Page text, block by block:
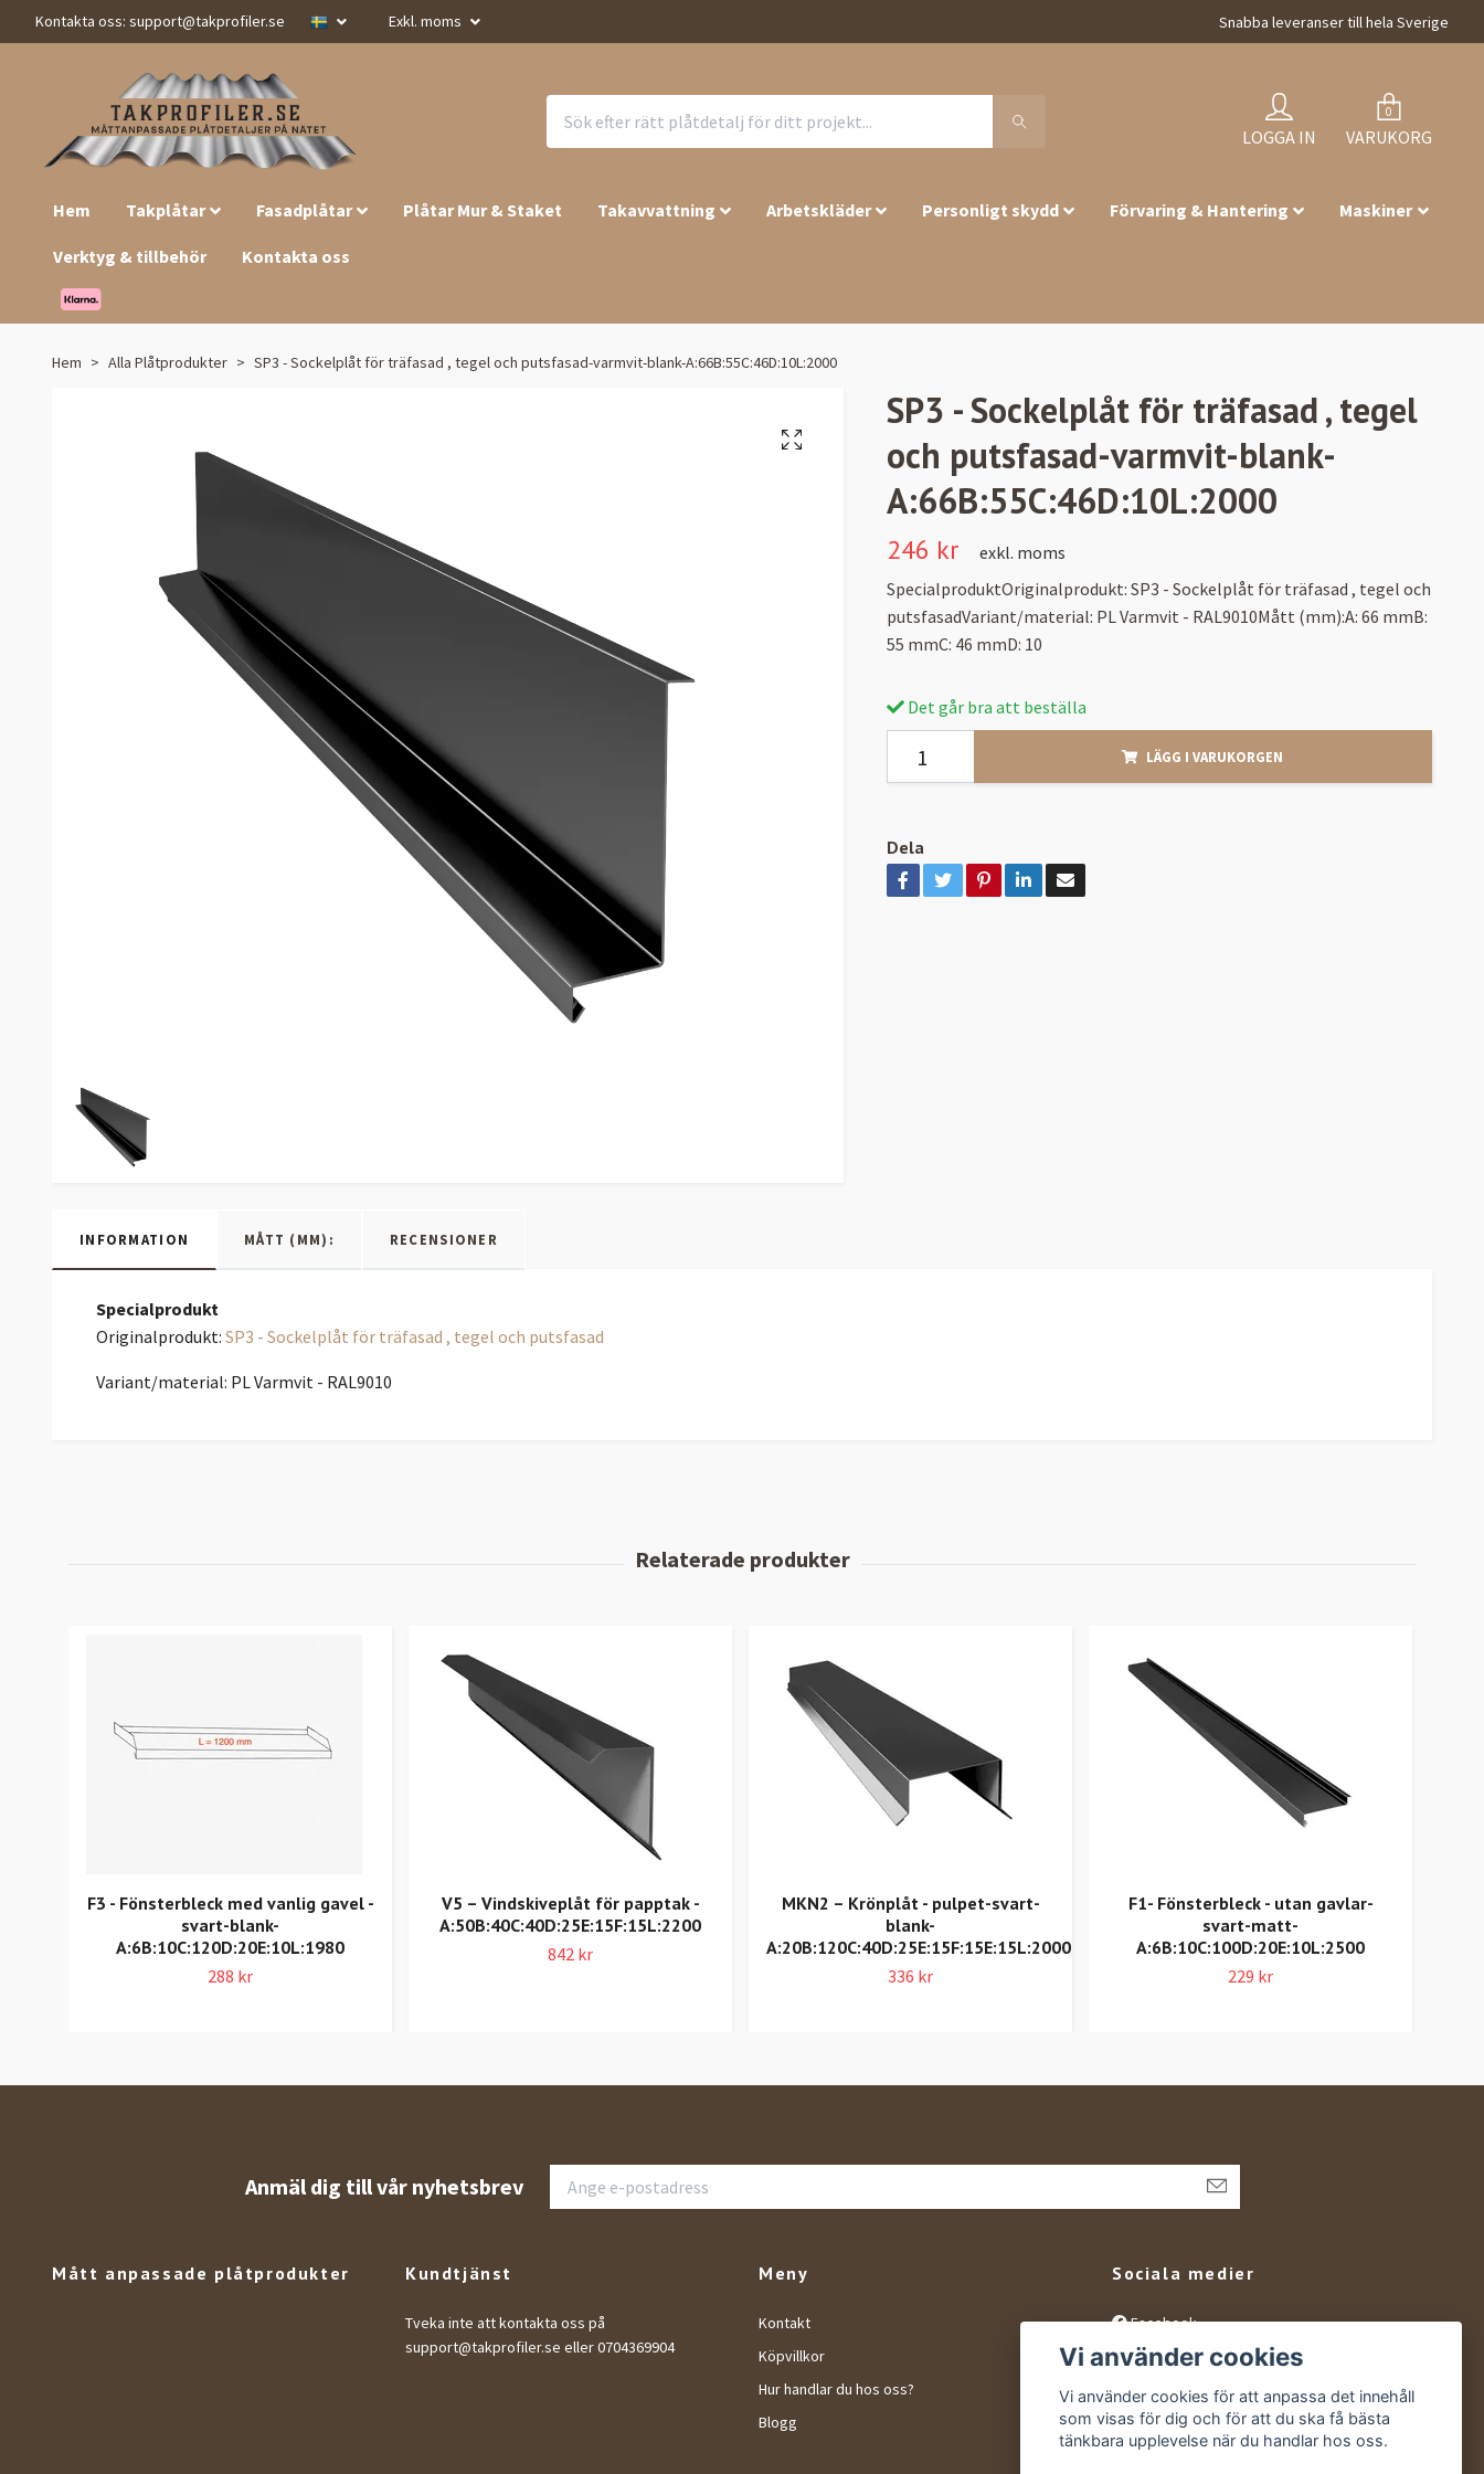
Kontakta oss: support@takprofiler.se Exkl. moms Snabba leveranser till hela Sverige
LOGGA IN
0
VARUKORG
Hem Takplåtar Fasadplåtar Plåtar Mur & Staket Takavvattning Arbetskläder Personligt skydd Förvaring & Hantering Maskiner
Verktyg & tillbehör Kontakta oss
Hem Alla Plåtprodukter SP3 - Sockelplåt för träfasad , tegel och putsfasad-varmvit-blank-A:66B:55C:46D:10L:2000
SP3 - Sockelplåt för träfasad , tegel
och putsfasad-varmvit-blank-
A:66B:55C:46D:10L:2000
246 kr
exkl. moms
SpecialproduktOriginalprodukt: SP3 - Sockelplåt för träfasad , tegel och
putsfasadVariant/material: PL Varmvit - RAL9010Mått (mm):A: 66 mmB:
55 mmC: 46 mmD: 10
Det går bra att beställa
LÄGG I VARUKORGEN
Dela
INFORMATION MÅTT (MM): RECENSIONER
Specialprodukt
Originalprodukt: SP3 - Sockelplåt för träfasad , tegel och putsfasad
Variant/material: PL Varmvit - RAL9010
F3 - Fönsterbleck med vanlig gavel -
svart-blank-
A:6B:10C:120D:20E:10L:1980
288 kr
V5 – Vindskiveplåt för papptak -
A:50B:40C:40D:25E:15F:15L:2200
842 kr
MKN2 – Krönplåt - pulpet-svart-
blank-
A:20B:120C:40D:25E:15F:15E:15L:2000
336 kr
F1- Fönsterbleck - utan gavlar-
svart-matt-
A:6B:10C:100D:20E:10L:2500
229 kr
Anmäl dig till vår nyhetsbrev
Mått anpassade plåtprodukter Kundtjänst
Tveka inte att kontakta oss på
support@takprofiler.se eller 0704369904
Meny
Kontakt
Köpvillkor
Hur handlar du hos oss?
Blogg
Sociala medier
Facebook
Instagram
YouTube
Vi använder cookies
Vi använder cookies för att anpassa det innehåll
som visas för dig och för att du ska få bästa
tänkbara upplevelse när du handlar hos oss.